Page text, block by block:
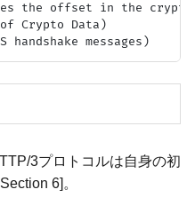
the offset in the
Crypto Data)
3プロトコルは自身の初
6]。